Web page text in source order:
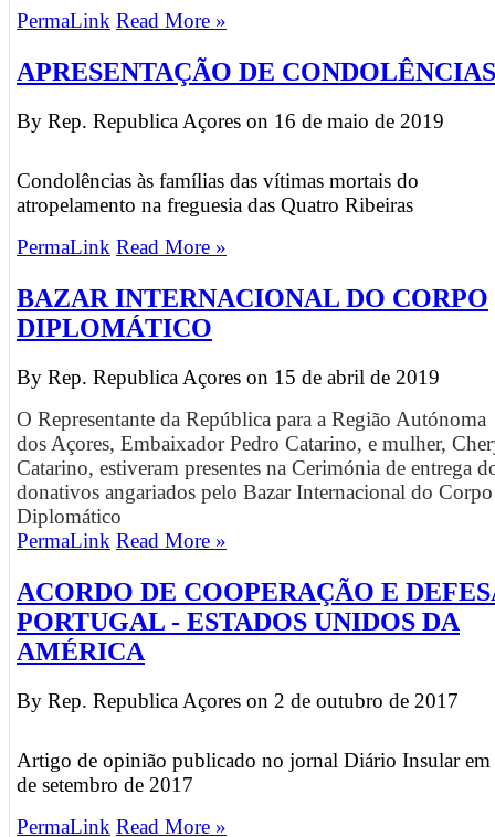
PermaLink Read More »
APRESENTAÇÃO DE CONDOLÊNCIAS
By Rep. Republica Açores on 16 de maio de 2019
Condolências às famílias das vítimas mortais do
atropelamento na freguesia das Quatro Ribeiras
PermaLink Read More »
BAZAR INTERNACIONAL DO CORPO
DIPLOMÁTICO
By Rep. Republica Açores on 15 de abril de 2019
O Representante da República para a Região Autónoma
dos Açores, Embaixador Pedro Catarino, e mulher,
Catarino, estiveram presentes na Cerimónia de entrega
donativos angariados pelo Bazar Internacional do Corpo
Diplomático
PermaLink Read More »
ACORDO DE COOPERAÇÃO E
PORTUGAL - ESTADOS UNIDOS DA
AMÉRICA
By Rep. Republica Açores on 2 de outubro de 2017
Artigo de opinião publicado no jornal Diário Insular
de setembro de 2017
PermaLink Read More »